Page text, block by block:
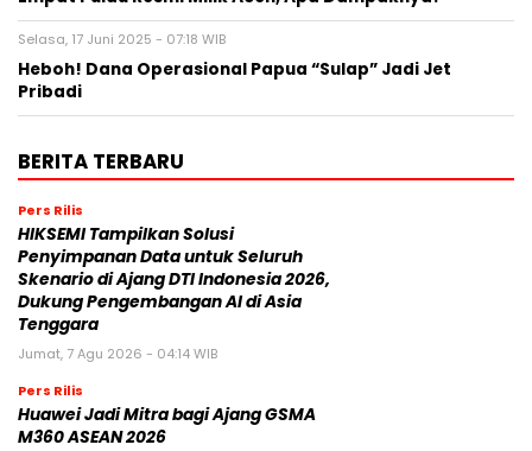
Selasa, 17 Juni 2025 - 07:18 WIB
Heboh! Dana Operasional Papua “Sulap” Jadi Jet
Pribadi
BERITA TERBARU
Pers Rilis
HIKSEMI Tampilkan Solusi
Penyimpanan Data untuk Seluruh
Skenario di Ajang DTI Indonesia 2026,
Dukung Pengembangan AI di Asia
Tenggara
Jumat, 7 Agu 2026 - 04:14 WIB
Pers Rilis
Huawei Jadi Mitra bagi Ajang GSMA
M360 ASEAN 2026